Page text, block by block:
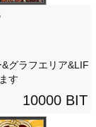
グラフエリア&LIF
す
10000 BIT